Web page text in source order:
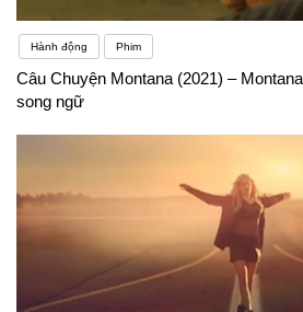
Hành động Phim
Câu Chuyện Montana (2021) –
song ngữ